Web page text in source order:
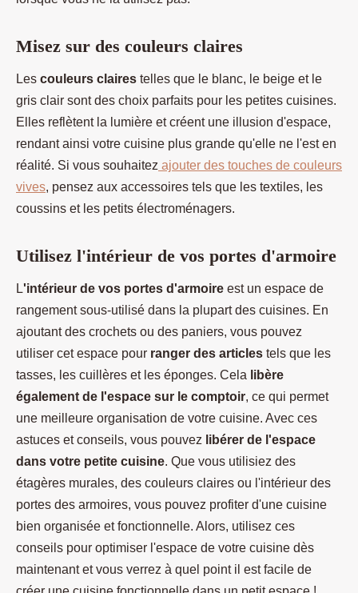
Misez sur des couleurs claires
Les couleurs claires telles que le blanc, le beige et le
gris clair sont des choix parfaits pour les petites cuisines.
Elles reflètent la lumière et créent une illusion d'espace,
rendant ainsi votre cuisine plus grande qu'elle ne l'est en
réalité. Si vous souhaitez ajouter des touches de couleurs
vives, pensez aux accessoires tels que les textiles, les
coussins et les petits électroménagers.
Utilisez l'intérieur de vos portes d'armoire
L'intérieur de vos portes d'armoire est un espace de
rangement sous-utilisé dans la plupart des cuisines. En
ajoutant des crochets ou des paniers, vous pouvez
utiliser cet espace pour ranger des articles tels que les
tasses, les cuillères et les éponges. Cela libère
également de l'espace sur le comptoir, ce qui permet
une meilleure organisation de votre cuisine. Avec ces
astuces et conseils, vous pouvez libérer de l'espace
dans votre petite cuisine. Que vous utilisiez des
étagères murales, des couleurs claires ou l'intérieur des
portes des armoires, vous pouvez profiter d'une cuisine
bien organisée et fonctionnelle. Alors, utilisez ces
conseils pour optimiser l'espace de votre cuisine dès
maintenant et vous verrez à quel point il est facile de